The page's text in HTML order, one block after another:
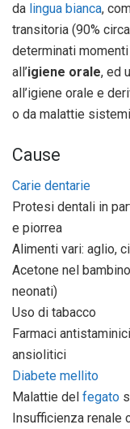
da lingua bianca,
transitoria (90%
determinati
all’igiene orale, ed
all’igiene orale e
o da malattie
Cause
Carie dentarie
Protesi dentali in
e piorrea
Alimenti vari: aglio,
Acetone nel
neonati)
Uso di tabacco
Farmaci
ansiolitici
Diabete mellito
Malattie del fegato
Insufficienza renale